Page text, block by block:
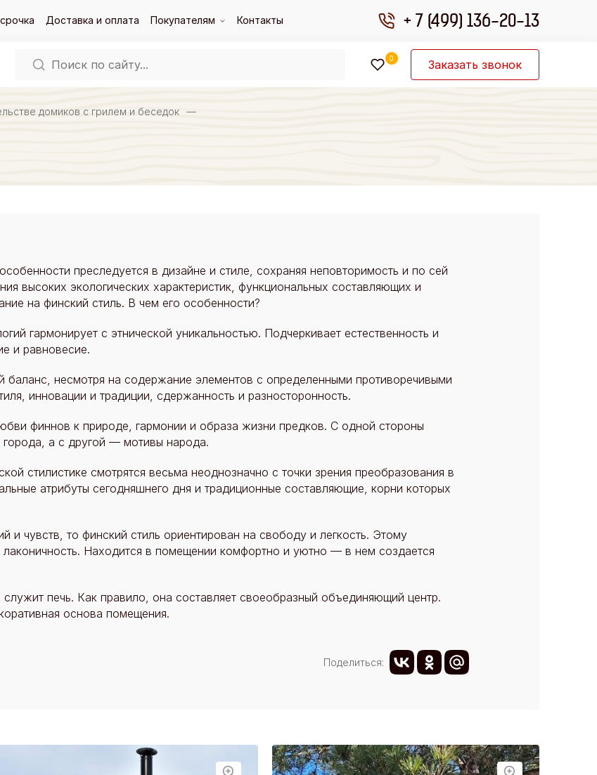
Доставка и оплата Покупателям Контакты + 7 (499) 136-20-13
0 Заказать звонок
домиков с грилем и беседок —
преследуется в дизайне и стиле, сохраняя неповторимость и по сей
высоких экологических характеристик, функциональных составляющих и
на финский стиль. В чем его особенности?
гармонирует с этнической уникальностью. Подчеркивает естественность и
и равновесие.
несмотря на содержание элементов с определенными противоречивыми
инновации и традиции, сдержанность и разносторонность.
финнов к природе, гармонии и образа жизни предков. С одной стороны
а с другой — мотивы народа.
стилистике смотрятся весьма неоднозначно с точки зрения преобразования в
атрибуты сегодняшнего дня и традиционные составляющие, корни которых
и чувств, то финский стиль ориентирован на свободу и легкость. Этому
Находится в помещении комфортно и уютно — в нем создается
печь. Как правило, она составляет своеобразный объединяющий центр.
основа помещения.
Поделиться: